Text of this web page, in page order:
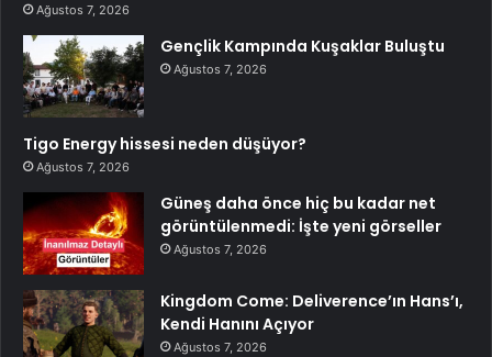
Ağustos 7, 2026
Gençlik Kampında Kuşaklar Buluştu
Ağustos 7, 2026
Tigo Energy hissesi neden düşüyor?
Ağustos 7, 2026
Güneş daha önce hiç bu kadar net
görüntülenmedi: İşte yeni görseller
Ağustos 7, 2026
Kingdom Come: Deliverence’ın Hans’ı,
Kendi Hanını Açıyor
Ağustos 7, 2026